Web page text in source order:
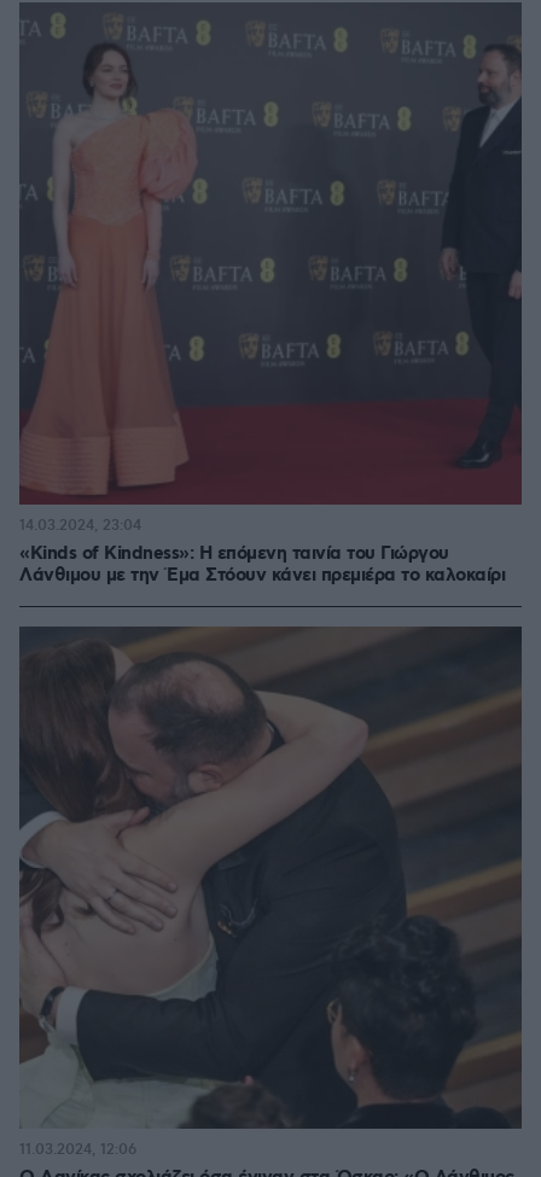
«Kinds of Kindness»: Η επόμενη ταινία του Γιώργου
Λάνθιμου με την Έμα Στόουν κάνει πρεμιέρα το καλοκαίρι
14.03.2024, 23:04
11.03.2024, 12:06